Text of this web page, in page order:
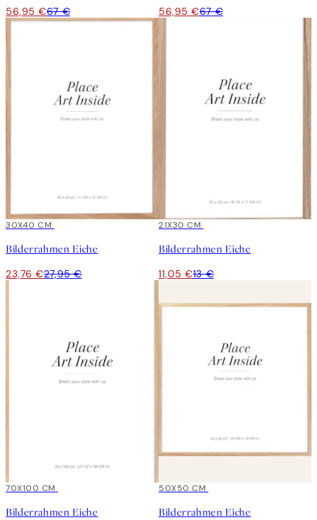
56,95 €67 € 56,95 €67 €
15%*
30X40 CM
Bilderrahmen Eiche
23,76 €27,95 €
15%*
21X30 CM
Bilderrahmen Eiche
11,05 €13 €
15%*
70X100 CM
Bilderrahmen Eiche
15%*
50X50 CM
Bilderrahmen Eiche